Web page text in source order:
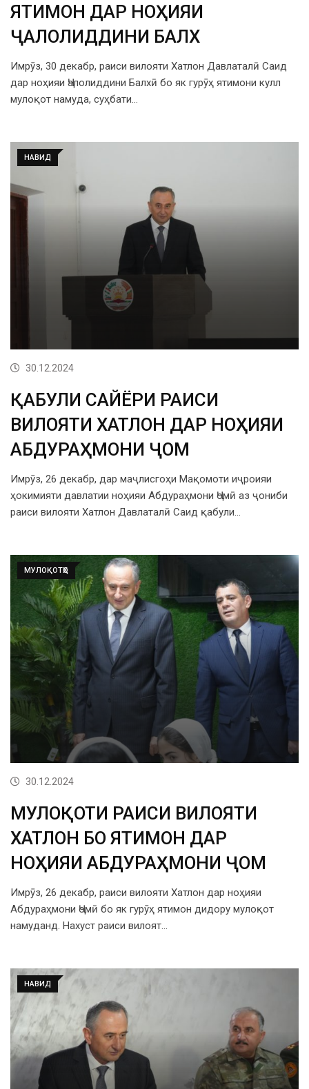
ЯТИМОН ДАР НОҲИЯИ
ҶАЛОЛИДДИНИ БАЛХӢ
Имрӯз, 30 декабр, раиси вилояти Хатлон Давлаталӣ Саид
дар ноҳияи Ҷалолиддини Балхӣ бо як гурӯҳ ятимони кулл
мулоқот намуда, суҳбати…
НАВИД
30.12.2024
ҚАБУЛИ САЙЁРИ РАИСИ
ВИЛОЯТИ ХАТЛОН ДАР НОҲИЯИ
АБДУРАҲМОНИ ҶОМӢ
Имрӯз, 26 декабр, дар маҷлисгоҳи Мақомоти иҷроияи
ҳокимияти давлатии ноҳияи Абдураҳмони Ҷомӣ аз ҷониби
раиси вилояти Хатлон Давлаталӣ Саид қабули…
МУЛОҚОТҲО
30.12.2024
МУЛОҚОТИ РАИСИ ВИЛОЯТИ
ХАТЛОН БО ЯТИМОН ДАР
НОҲИЯИ АБДУРАҲМОНИ ҶОМӢ
Имрӯз, 26 декабр, раиси вилояти Хатлон дар ноҳияи
Абдураҳмони Ҷомӣ бо як гурӯҳ ятимон дидору мулоқот
намуданд. Нахуст раиси вилоят…
НАВИД